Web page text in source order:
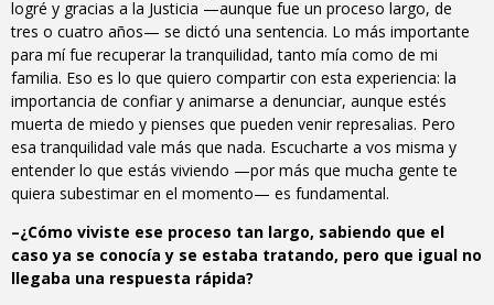
logré y gracias a la Justicia —aunque fue un proceso largo, de
tres o cuatro años— se dictó una sentencia. Lo más importante
para mí fue recuperar la tranquilidad, tanto mía como de mi
familia. Eso es lo que quiero compartir con esta experiencia: la
importancia de confiar y animarse a denunciar, aunque estés
muerta de miedo y pienses que pueden venir represalias. Pero
esa tranquilidad vale más que nada. Escucharte a vos misma y
entender lo que estás viviendo —por más que mucha gente te
quiera subestimar en el momento— es fundamental.
–¿Cómo viviste ese proceso tan largo, sabiendo que el
caso ya se conocía y se estaba tratando, pero que igual no
llegaba una respuesta rápida?